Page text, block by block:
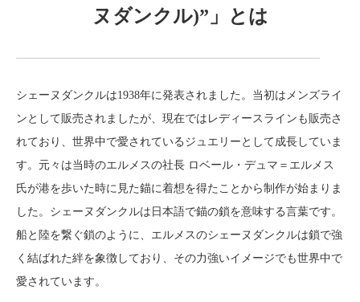
ヌダンクル)”」とは
シェーヌダンクルは1938年に発表されました。当初はメンズライ
ンとして販売されましたが、現在ではレディースラインも販売さ
れており、世界中で愛されているジュエリーとして成長していま
す。元々は当時のエルメスの社長 ロベール・デュマ＝エルメス
氏が港を歩いた時に見た錨に着想を得たことから制作が始まりま
した。シェーヌダンクルは日本語で錨の鎖を意味する言葉です。
船と陸を繋ぐ鎖のように、エルメスのシェーヌダンクルは鎖で強
く結ばれた絆を象徴しており、その力強いイメージでも世界中で
愛されています。